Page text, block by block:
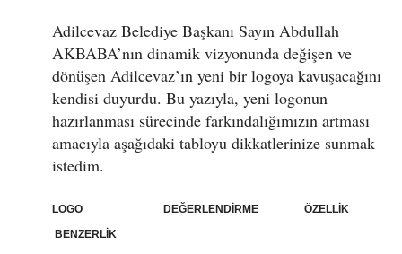
Adilcevaz Belediye Başkanı Sayın Abdullah
AKBABA’nın dinamik vizyonunda değişen ve
dönüşen Adilcevaz’ın yeni bir logoya kavuşacağını
kendisi duyurdu. Bu yazıyla, yeni logonun
hazırlanması sürecinde farkındalığımızın artması
amacıyla aşağıdaki tabloyu dikkatlerinize sunmak
istedim.
LOGO DEĞERLENDİRME ÖZELLİK
BENZERLİK